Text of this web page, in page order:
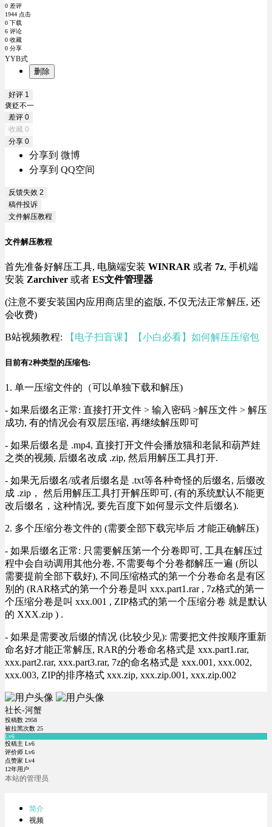
0 差评
1944 点击
0 下载
6 评论
0 收藏
0 分享
YYB式
删除
好评 1
褒贬不一
差评 0
收藏 0
分享 0
分享到 微博
分享到 QQ空间
反馈失效 2
稿件投诉
文件解压教程
文件解压教程
首先准备好解压工具, 电脑端安装 WINRAR 或者 7z, 手机端
安装 Zarchiver 或者 ES文件管理器
(注意不要安装国内应用商店里的盗版, 不仅无法正常解压, 还
会收费)
B站视频教程: 【电子扫盲课】【小白必看】如何解压压缩包
目前有2种类型的压缩包:
1. 单一压缩文件的（可以单独下载和解压)
- 如果后缀名正常: 直接打开文件 > 输入密码 >解压文件 > 解压
成功, 有的情况会有双层压缩, 再继续解压即可
- 如果后缀名是 .mp4, 直接打开文件会播放猫和老鼠和葫芦娃
之类的视频, 后缀名改成 .zip, 然后用解压工具打开.
- 如果无后缀名/或者后缀名是 .txt等各种奇怪的后缀名, 后缀改
成 .zip， 然后用解压工具打开解压即可, (有的系统默认不能更
改后缀名，这种情况, 要先百度下如何显示文件后缀名).
2. 多个压缩分卷文件的 (需要全部下载完毕后 才能正确解压)
- 如果后缀名正常: 只需要解压第一个分卷即可, 工具在解压过
程中会自动调用其他分卷, 不需要每个分卷都解压一遍 (所以
需要提前全部下载好), 不同压缩格式的第一个分卷命名是有区
别的 (RAR格式的第一个分卷是叫 xxx.part1.rar , 7z格式的第一
个压缩分卷是叫 xxx.001 , ZIP格式的第一个压缩分卷 就是默认
的 XXX.zip ) .
- 如果是需要改后缀的情况 (比较少见): 需要把文件按顺序重新
命名好才能正常解压, RAR的分卷命名格式是 xxx.part1.rar,
xxx.part2.rar, xxx.part3.rar, 7z的命名格式是 xxx.001, xxx.002,
xxx.003, ZIP的排序格式 xxx.zip, xxx.zip.001, xxx.zip.002
社长-河蟹
投稿数 2958
被拉黑次数 25
Lv6
投稿主 Lv6
评价师 Lv6
点赞家 Lv4
12年用户
本站的管理员
简介
视频